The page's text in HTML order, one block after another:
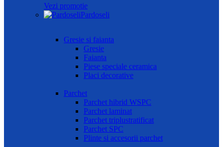
Vezi promotie
Pardoseli
Gresie si faianta
Gresie
Faianta
Piese speciale ceramica
Placi decorative
Parchet
Parchet hibrid WSPC
Parchet laminat
Parchet triplustratificat
Parchet SPC
Plinte si accesorii parchet